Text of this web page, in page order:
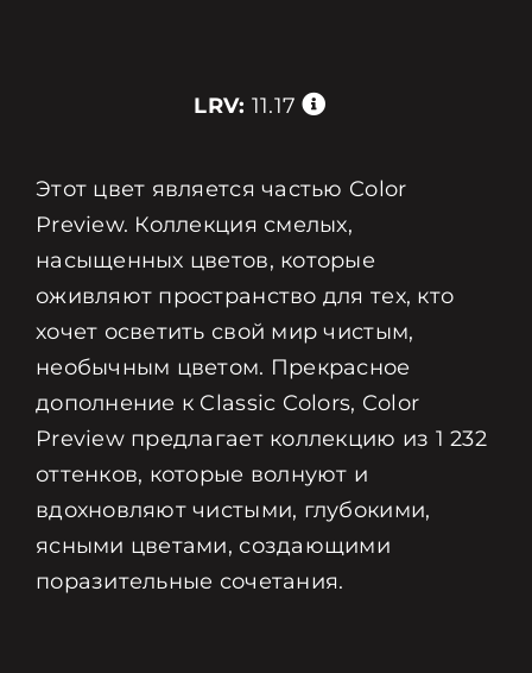
LRV: 11.17
Этот цвет является частью Color
Preview. Коллекция смелых,
насыщенных цветов, которые
оживляют пространство для тех, кто
хочет осветить свой мир чистым,
необычным цветом. Прекрасное
дополнение к Classic Colors, Color
Preview предлагает коллекцию из 1 232
оттенков, которые волнуют и
вдохновляют чистыми, глубокими,
ясными цветами, создающими
поразительные сочетания.